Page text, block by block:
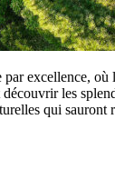
par excellence,
les
qui sauront